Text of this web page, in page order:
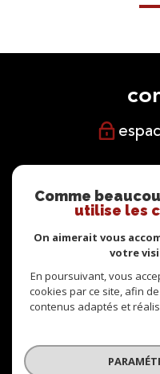
Comme
utilise les
On aimerait vous
votre
En poursuivant, vous
cookies par ce site, afin
contenus adaptés et